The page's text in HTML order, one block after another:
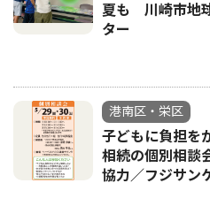
夏も 川崎市地
ター
港南区・栄区
子どもに負担を
相続の個別相談
協力／フジサン